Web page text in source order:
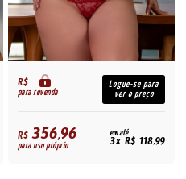
R$
para revenda
Logue-se para
ver o preço
R$356,96
para uso próprio
em até
3x R$ 118,99